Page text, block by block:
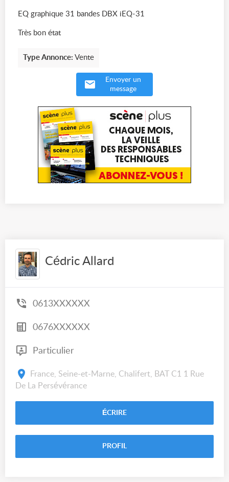
EQ graphique 31 bandes DBX iEQ-31
Très bon état
Type Annonce: Vente
Envoyer un
message
Cédric Allard
0613XXXXXX
0676XXXXXX
Particulier
France, Seine-et-Marne, Chalifert, BAT C1 1 Rue
De La Persévérance
ÉCRIRE
PROFIL